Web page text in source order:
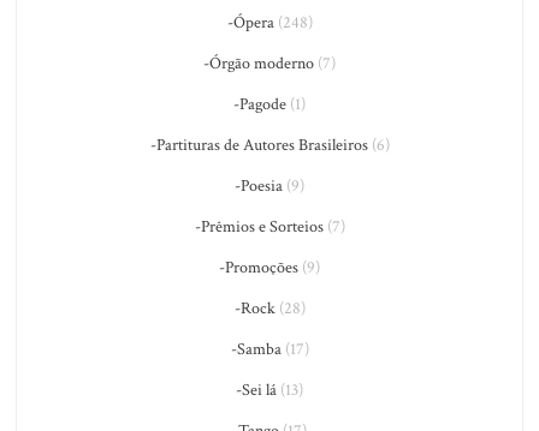
-Ópera(248)
-Órgão moderno (7)
-Pagode (1)
-Partituras de Autores Brasileiros(6)
-Poesia (9)
-Prêmios e Sorteios(7)
-Promoções (9)
-Rock(28)
-Samba(17)
-Sei lá (13)